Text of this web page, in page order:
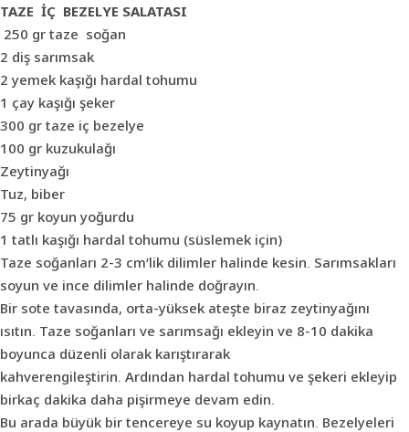
TAZE İÇ BEZELYE SALATASI
250 gr taze soğan
2 diş sarımsak
2 yemek kaşığı hardal tohumu
1 çay kaşığı şeker
300 gr taze iç bezelye
100 gr kuzukulağı
Zeytinyağı
Tuz, biber
75 gr koyun yoğurdu
1 tatlı kaşığı hardal tohumu (süslemek için)
Taze soğanları 2-3 cm’lik dilimler halinde kesin. Sarımsakları
soyun ve ince dilimler halinde doğrayın.
Bir sote tavasında, orta-yüksek ateşte biraz zeytinyağını
ısıtın. Taze soğanları ve sarımsağı ekleyin ve 8-10 dakika
boyunca düzenli olarak karıştırarak
kahverengileştirin. Ardından hardal tohumu ve şekeri ekleyip
birkaç dakika daha pişirmeye devam edin.
Bu arada büyük bir tencereye su koyup kaynatın. Bezelyeleri